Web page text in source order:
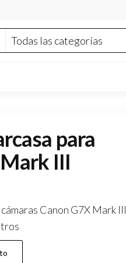
para
III
Canon G7X Mark III